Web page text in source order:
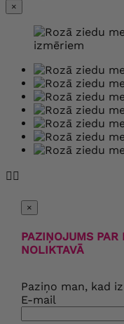
×

×
PAZIŅOJUMS PAR
NOLIKTAVĀ
Paziņo man, kad
E-mail